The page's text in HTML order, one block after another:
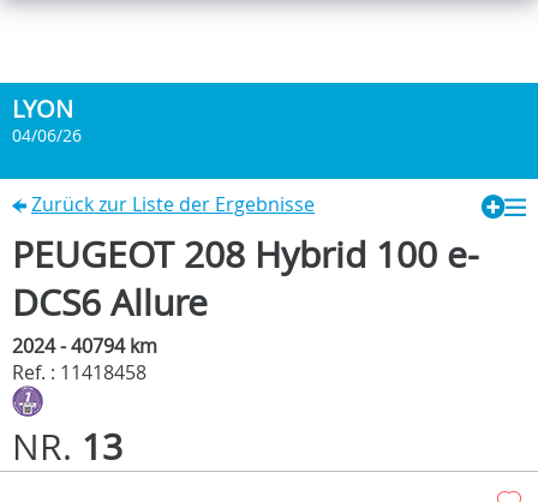
LYON
04/06/26
Zurück zur Liste der Ergebnisse
PEUGEOT 208 Hybrid 100 e-
DCS6 Allure
2024 - 40794 km
Ref. : 11418458
NR. 13